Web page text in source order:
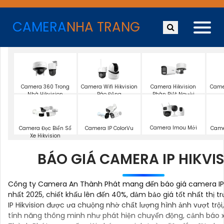
CAMERANHA TRANG
Camera 360 Trong
Nhà Hikvision
Camera Wifi Hikvision
Báo Động
Camera Hikvision
Phân Biệt Người
Camera Đọc Biển Số
Xe Hikvision
Camera IP ColorVu Camera Imou Mới
BÁO GIÁ CAMERA IP
Công ty Camera An Thành Phát mang đến báo giá camera
nhất 2025, chiết khấu lên đến 40%, đảm bảo giá tốt nhất thị
IP Hikvision được ưa chuộng nhờ chất lượng hình ảnh vượt
tính năng thông minh như phát hiện chuyển động, cảnh báo